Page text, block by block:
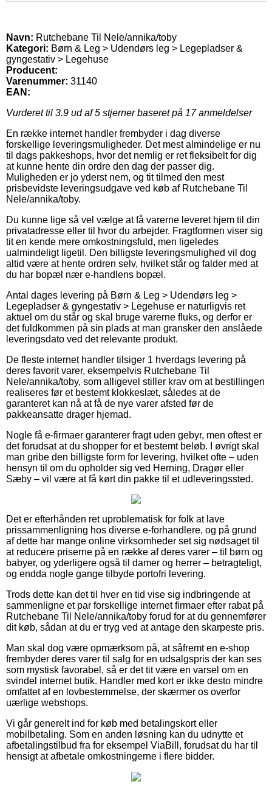
Navn: Rutchebane Til Nele/annika/toby
Kategori: Børn & Leg > Udendørs leg > Legepladser &
gyngestativ > Legehuse
Producent:
Varenummer: 31140
EAN:
Vurderet til 3.9 ud af 5 stjerner baseret på 17anmeldelser
En række internet handler frembyder i dag diverse
forskellige leveringsmuligheder. Det mest almindelige er nu
til dags pakkeshops, hvor det nemlig er ret fleksibelt for dig
at kunne hente din ordre den dag der passer dig.
Muligheden er jo yderst nem, og tit tilmed den mest
prisbevidste leveringsudgave ved køb af Rutchebane Til
Nele/annika/toby.
Du kunne lige så vel vælge at få varerne leveret hjem til din
privatadresse eller til hvor du arbejder. Fragtformen viser sig
tit en kende mere omkostningsfuld, men ligeledes
ualmindeligt ligetil. Den billigste leveringsmulighed vil dog
altid være at hente ordren selv, hvilket står og falder med at
du har bopæl nær e-handlens bopæl.
Antal dages levering på Børn & Leg > Udendørs leg >
Legepladser & gyngestativ > Legehuse er naturligvis ret
aktuel om du står og skal bruge varerne fluks, og derfor er
det fuldkommen på sin plads at man gransker den anslåede
leveringsdato ved det relevante produkt.
De fleste internet handler tilsiger 1 hverdags levering på
deres favorit varer, eksempelvis Rutchebane Til
Nele/annika/toby, som alligevel stiller krav om at bestillingen
realiseres før et bestemt klokkeslæt, således at de
garanteret kan nå at få de nye varer afsted før de
pakkeansatte drager hjemad.
Nogle få e-firmaer garanterer fragt uden gebyr, men oftest er
det forudsat at du shopper for et bestemt beløb. I øvrigt skal
man gribe den billigste form for levering, hvilket ofte – uden
hensyn til om du opholder sig ved Herning, Dragør eller
Sæby – vil være at få kørt din pakke til et udleveringssted.
Det er efterhånden ret uproblematisk for folk at lave
prissammenligning hos diverse e-forhandlere, og på grund
af dette har mange online virksomheder set sig nødsaget til
at reducere priserne på en række af deres varer – til børn og
babyer, og yderligere også til damer og herrer – betragteligt,
og endda nogle gange tilbyde portofri levering.
Trods dette kan det til hver en tid vise sig indbringende at
sammenligne et par forskellige internet firmaer efter rabat på
Rutchebane Til Nele/annika/toby forud for at du gennemfører
dit køb, sådan at du er tryg ved at antage den skarpeste pris.
Man skal dog være opmærksom på, at såfremt en e-shop
frembyder deres varer til salg for en udsalgspris der kan ses
som mystisk favorabel, så er det tit være en varsel om en
svindel internet butik. Handler med kort er ikke desto mindre
omfattet af en lovbestemmelse, der skærmer os overfor
uærlige webshops.
Vi går generelt ind for køb med betalingskort eller
mobilbetaling. Som en anden løsning kan du udnytte et
afbetalingstilbud fra for eksempel ViaBill, forudsat du har til
hensigt at afbetale omkostningerne i flere bidder.